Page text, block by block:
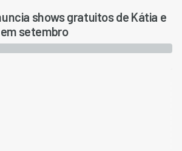
shows gratuitos de Kátia e
setembro